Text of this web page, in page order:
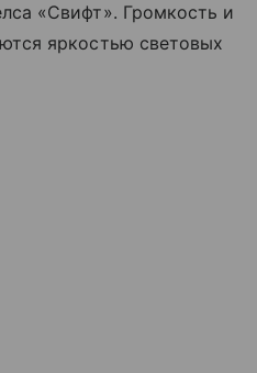
«Свифт». Громкость и
яркостью световых